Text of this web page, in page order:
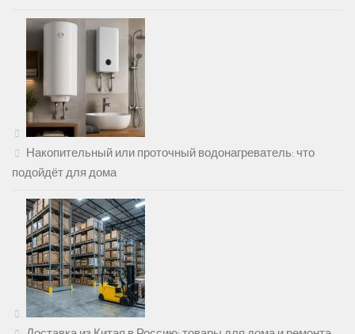
Накопительный или проточный водонагреватель: что
подойдёт для дома